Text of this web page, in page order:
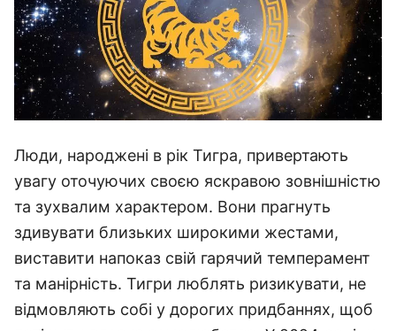
Люди, народжені в рік Тигра, привертають
увагу оточуючих своєю яскравою зовнішністю
та зухвалим характером. Вони прагнуть
здивувати близьких широкими жестами,
виставити напоказ свій гарячий темперамент
та манірність. Тигри люблять ризикувати, не
відмовляють собі у дорогих придбаннях, щоб